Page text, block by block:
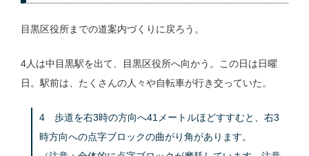
目黒区役所までの道案内づくりに戻ろう。
4人は中目黒駅を出て、目黒区役所へ向かう。この日は日曜
日。駅前は、たくさんの人々や自転車が行き交っていた。
4 歩道を右3時の方向へ41メートルほどすすむと、右3
時方向への点字ブロックの曲がり角があります。